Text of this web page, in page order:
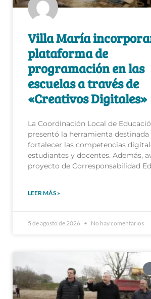
Villa María
plataforma de
programación en las
escuelas a través de
«Creativos Digitales»
La Coordinación Local de
presentó la herramienta destinada
fortalecer las competencias
estudiantes y docentes. Además,
proyecto de Corresponsabilidad
LEER MÁS »
5 de agosto de 2026 No hay comentarios